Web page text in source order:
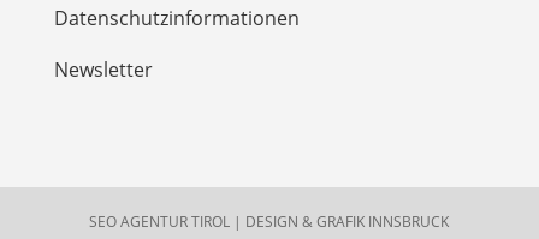
Datenschutzinformationen
Newsletter
SEO AGENTUR TIROL | DESIGN & GRAFIK INNSBRUCK